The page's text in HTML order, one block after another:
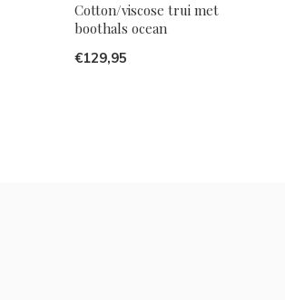
Cotton/viscose trui met
boothals ocean
€129,95